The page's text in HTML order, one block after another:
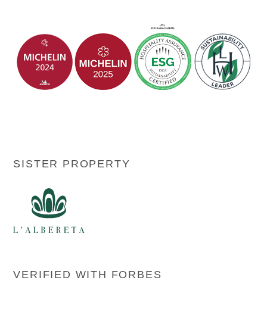
SISTER PROPERTY
VERIFIED WITH FORBES